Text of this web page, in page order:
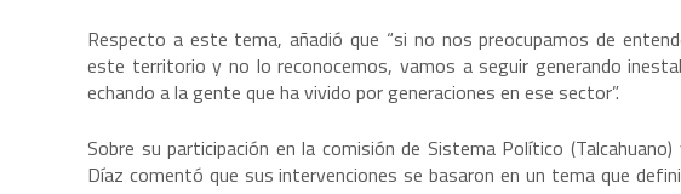
Respecto a este tema, añadió que “si no nos preocupamos de
este territorio y no lo reconocemos, vamos a seguir generando
echando a la gente que ha vivido por generaciones en ese sector”.
Sobre su participación en la comisión de Sistema Político
Díaz comentó que sus intervenciones se basaron en un tema que